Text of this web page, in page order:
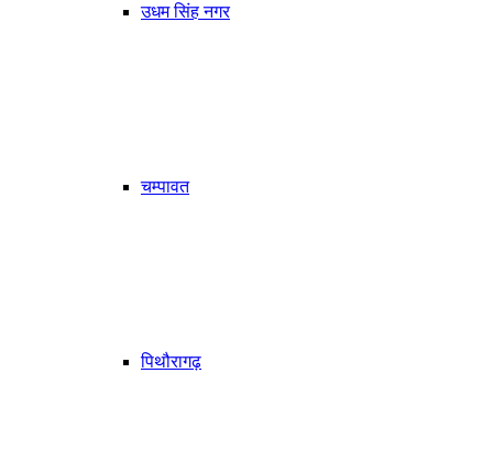
उधम सिंह नगर
चम्पावत
पिथौरागढ़